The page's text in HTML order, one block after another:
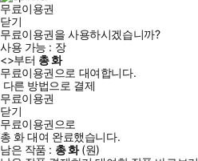
무료이용권
닫기
무료이용권을 사용하시겠습니까?
사용 가능 : 장
<>부터 총화
무료이용권으로 대여합니다.
다른 방법으로 결제
무료이용권
닫기
무료이용권으로
총 화대여 완료했습니다.
남은 작품 : 총화(원)